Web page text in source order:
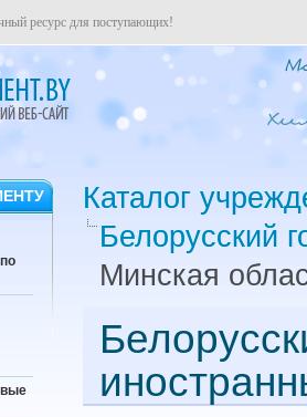
ресурс для поступающих!
Каталог
Белорусский
Минская